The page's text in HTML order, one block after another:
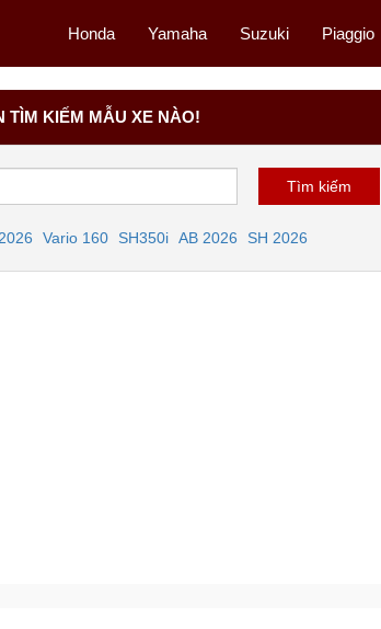
Honda Yamaha Suzuki Piaggio
TÌM KIẾM MẪU XE NÀO!
Vario 160 SH350i AB 2026 SH 2026